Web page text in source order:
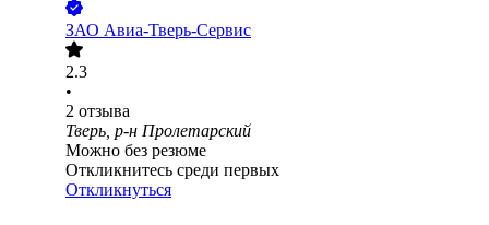
ЗАО Авиа-Тверь-Сервис
2.3
•
2 отзыва
Тверь, р-н Пролетарский
Можно без резюме
Откликнитесь среди первых
Откликнуться